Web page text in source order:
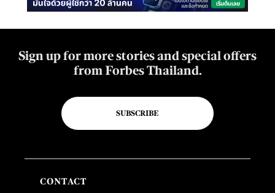
Sign up for more stories and special offers
from Forbes Thailand.
SUBSCRIBE
CONTACT